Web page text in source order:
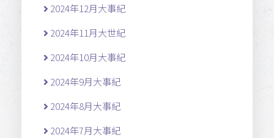
2024年12月大事紀
2024年11月大世紀
2024年10月大事紀
2024年9月大事紀
2024年8月大事紀
2024年7月大事紀